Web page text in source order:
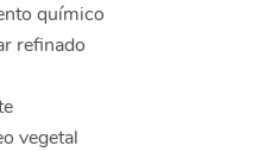
químico
refinado
vegetal